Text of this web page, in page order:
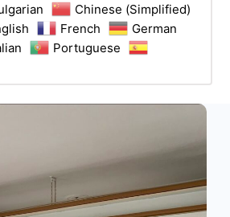
Chinese (Simplified)
French
German
Portuguese